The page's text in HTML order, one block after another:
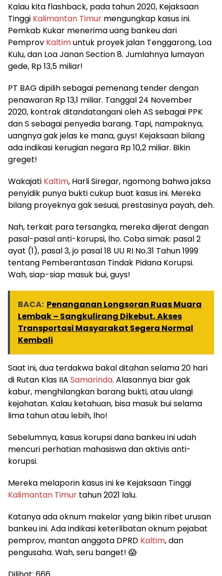
Kalau kita flashback, pada tahun 2020, Kejaksaan
Tinggi Kalimantan Timur mengungkap kasus ini.
Pemkab Kukar menerima uang bankeu dari
Pemprov Kaltimuntuk proyek jalan Tenggarong, Loa
Kulu, dan Loa Janan Section 8. Jumlahnya lumayan
gede, Rp 13,5 miliar!
PT BAG dipilih sebagai pemenang tender dengan
penawaran Rp 13,1 miliar. Tanggal 24 November
2020, kontrak ditandatangani oleh AS sebagai PPK
dan S sebagai penyedia barang. Tapi, nampaknya,
uangnya gak jelas ke mana, guys! Kejaksaan bilang
ada indikasi kerugian negara Rp 10,2 miliar. Bikin
greget!
Wakajati Kaltim, Harli Siregar, ngomong bahwa jaksa
penyidik punya bukti cukup buat kasus ini. Mereka
bilang proyeknya gak sesuai, prestasinya payah, deh.
Nah, terkait para tersangka, mereka dijerat dengan
pasal-pasal anti-korupsi, lho. Coba simak: pasal 2
ayat (1), pasal 3, jo pasal 18 UU RI No.31 Tahun 1999
tentang Pemberantasan Tindak Pidana Korupsi.
Wah, siap-siap masuk bui, guys!
BACA: Penanganan Longsoran Ruas Muara
Lembak – Sangkulirang Dikebut, Akses
Transportasi Masyarakat Segera Normal
Kembali
Saat ini, dua terdakwa bakal ditahan selama 20 hari
di Rutan Klas IIA Samarinda. Alasannya biar gak
kabur, menghilangkan barang bukti, atau ulangi
kejahatan. Kalau ketahuan, bisa masuk bui selama
lima tahun atau lebih, lho!
Sebelumnya, kasus korupsi dana bankeu ini udah
mencuri perhatian mahasiswa dan aktivis anti-
korupsi.
Mereka melaporin kasus ini ke Kejaksaan Tinggi
Kalimantan Timur tahun 2021 lalu.
Katanya ada oknum makelar yang bikin ribet urusan
bankeu ini. Ada indikasi keterlibatan oknum pejabat
pemprov, mantan anggota DPRD Kaltim, dan
pengusaha. Wah, seru banget! 😱